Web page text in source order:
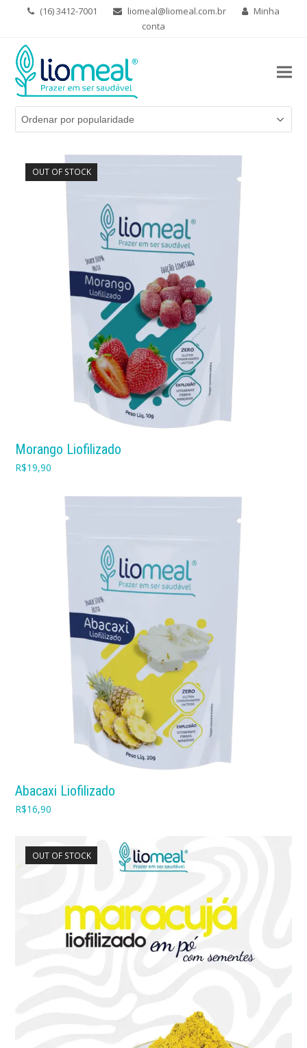
(16) 3412-7001 liomeal@liomeal.com.br
Minha
conta
OUT OF STOCK
Morango Liofilizado
R$19,90
Abacaxi Liofilizado
R$16,90
OUT OF STOCK